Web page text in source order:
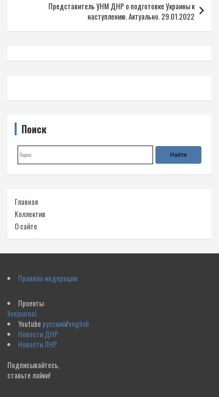
Представитель УНМ ДНР о подготовке Украины к
наступлению. Актуально. 29.01.2022
Поиск
Главная
Коллектив
О сайте
Правила модерации
Проекты:
livejournal
Youtube русский/english
Новости ДНР
Новости ЛНР
Подписывайтесь,
ставьте лайки!